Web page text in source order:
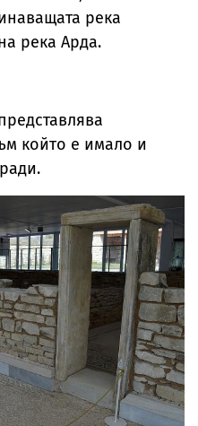
река
река Арда.
който е имало и